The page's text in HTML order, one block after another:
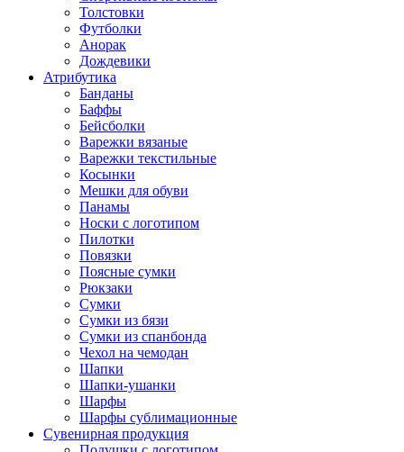
Толстовки
Футболки
Анорак
Дождевики
Атрибутика
Банданы
Баффы
Бейсболки
Варежки вязаные
Варежки текстильные
Косынки
Мешки для обуви
Панамы
Носки с логотипом
Пилотки
Повязки
Поясные сумки
Рюкзаки
Сумки
Сумки из бязи
Сумки из спанбонда
Чехол на чемодан
Шапки
Шапки-ушанки
Шарфы
Шарфы сублимационные
Сувенирная продукция